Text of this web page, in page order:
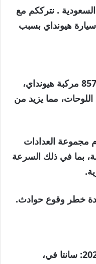
الأخبار السعودية . نترككم مع
خبر “وزارة التجارة تستدعي 857 سيارة هيونداي بسبب
الرياض – استدعت وزارة التجارة 857 مركبة هيونداي،
مما يزيد من
مجموعة العدادات
بما في ذلك السرعة
خطر وقوع حوادث.
ستتأثر خمسة طرازات من عام 2026: سانتا في،